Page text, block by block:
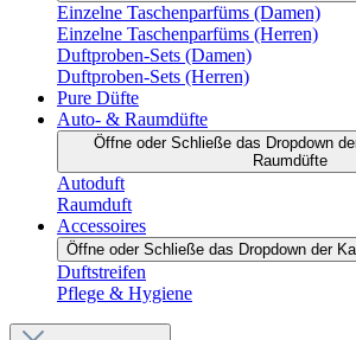
Einzelne Taschenparfüms (Damen)
Einzelne Taschenparfüms (Herren)
Duftproben-Sets (Damen)
Duftproben-Sets (Herren)
Pure Düfte
Auto- & Raumdüfte
Öffne oder Schließe das Dropdown
Raumdüfte
Autoduft
Raumduft
Accessoires
Öffne oder Schließe das Dropdown der
Duftstreifen
Pflege & Hygiene